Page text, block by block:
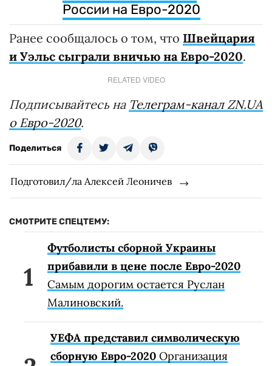
России на Евро-2020
Ранее сообщалось о том, что Швейцария
и Уэльс сыграли вничью на Евро-2020.
RELATED VIDEO
Подписывайтесь на Телеграм-канал ZN.UA
о Евро-2020.
Поделиться
Подготовил/ла Алексей Леоничев
СМОТРИТЕ СПЕЦТЕМУ:
Футболисты сборной Украины
прибавили в цене после Евро-2020
Самым дорогим остается Руслан
Малиновский.
УЕФА представил символическую
сборную Евро-2020 Организация